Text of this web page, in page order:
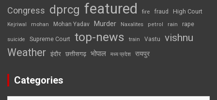
Congress dprcg featured fire fraud High Court
Kejriwal mohan Mohan Yadav Murder Naxalites petrol rain rape
suicide Supreme Court top-news train Vastu vishnu
Weather इंदौर छत्तीसगढ़ भोपाल मध्य प्रदेश रायपुर
Categories